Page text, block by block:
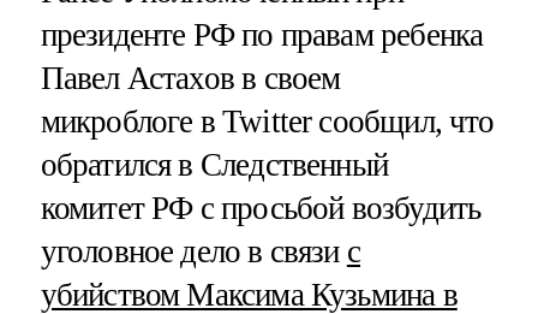
президенте РФ по правам ребенка
Павел Астахов в своем
микроблоге в Twitter сообщил, что
обратился в Следственный
комитет РФ с просьбой возбудить
уголовное дело в связи с
убийством Максима Кузьмина в